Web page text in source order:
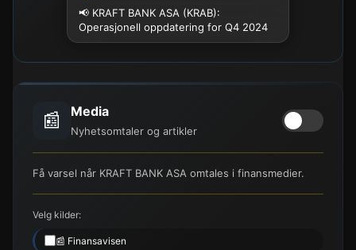
📢 KRAFT BANK ASA (KRAB):
Operasjonell oppdatering for Q4 2024
📰 Media
Nyhetsomtaler og artikler
Få varsel når KRAFT BANK ASA omtales i finansmedier.
Velg kilder:
📰 Finansavisen